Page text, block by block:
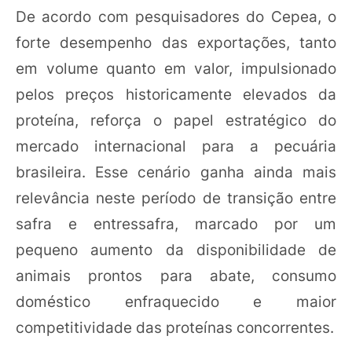
De acordo com pesquisadores do Cepea, o
forte desempenho das exportações, tanto
em volume quanto em valor, impulsionado
pelos preços historicamente elevados da
proteína, reforça o papel estratégico do
mercado internacional para a pecuária
brasileira. Esse cenário ganha ainda mais
relevância neste período de transição entre
safra e entressafra, marcado por um
pequeno aumento da disponibilidade de
animais prontos para abate, consumo
doméstico enfraquecido e maior
competitividade das proteínas concorrentes.